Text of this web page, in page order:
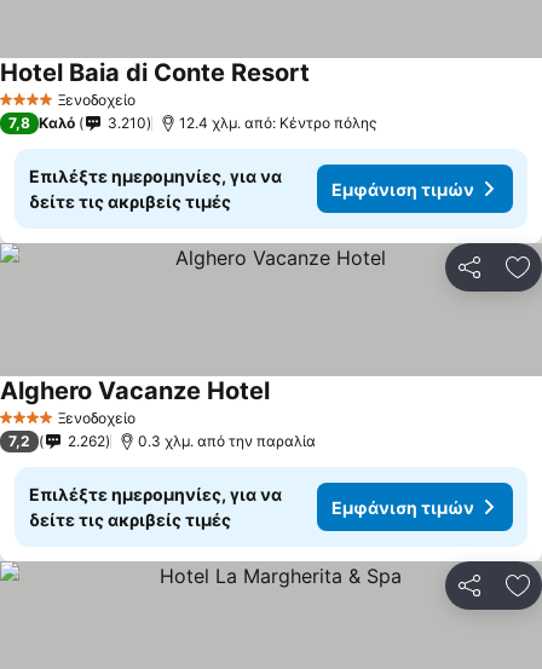
4 ΑστέριαΞενοδοχείο
Hotel Baia di Conte Resort
7,8 Καλό 3.210 12.4 χλμ. από: Κέντρο πόλης
Επιλέξτε ημερομηνίες, για να
δείτε τις ακριβείς τιμές
Εμφάνιση τιμών
4 ΑστέριαΞενοδοχείο
Alghero Vacanze HotelΕμφάνιση τιμών
7,2 2.262 0.3 χλμ. από την παραλία
Επιλέξτε ημερομηνίες, για να
δείτε τις ακριβείς τιμές
Εμφάνιση τιμών